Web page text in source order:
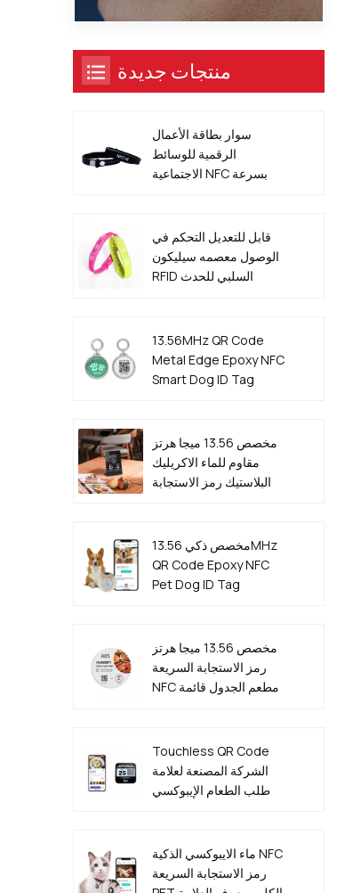
منتجات جديدة
سوار بطاقة الأعمال
الرقمية للوسائط
الاجتماعية NFC بسرعة
قابل للتعديل التحكم في
الوصول معصمه سيليكون
RFID السلبي للحدث
13.56MHz QR Code
Metal Edge Epoxy NFC
Smart Dog ID Tag
مخصص 13.56 ميجا هرتز
مقاوم للماء الاكريليك
البلاستيك رمز الاستجابة
مخصص ذكي 13.56MHz
QR Code Epoxy NFC
Pet Dog ID Tag
مخصص 13.56 ميجا هرتز
رمز الاستجابة السريعة
NFC مطعم الجدول قائمة
Touchless QR Code
الشركة المصنعة لعلامة
طلب الطعام الإيبوكسي
ماء الايبوكسي الذكية NFC
رمز الاستجابة السريعة